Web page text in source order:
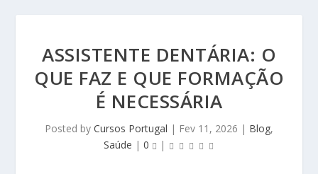
ASSISTENTE DENTÁRIA: O
QUE FAZ E QUE FORMAÇÃO
É NECESSÁRIA
Posted by Cursos Portugal | Fev 11, 2026 | Blog,
Saúde | 0 |